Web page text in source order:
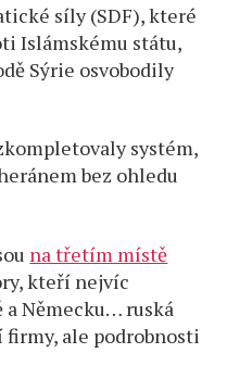
síly (SDF), které
Islámskému státu,
Sýrie osvobodily
systém,
bez ohledu
na třetím místě
kteří nejvíc
Německu… ruská
firmy, ale podrobnosti